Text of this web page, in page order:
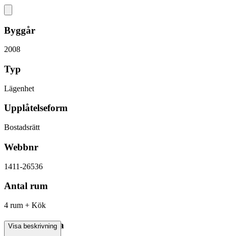
Byggår
2008
Typ
Lägenhet
Upplåtelseform
Bostadsrätt
Webbnr
1411-26536
Antal rum
4 rum + Kök
Boarea/Biarea
Visa beskrivning